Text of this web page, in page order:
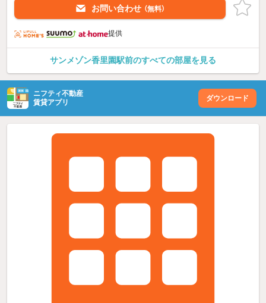
お問い合わせ （無料）
提供
サンメゾン香里園駅前のすべての部屋を見る
ニフティ不動産
賃貸アプリ
ダウンロード